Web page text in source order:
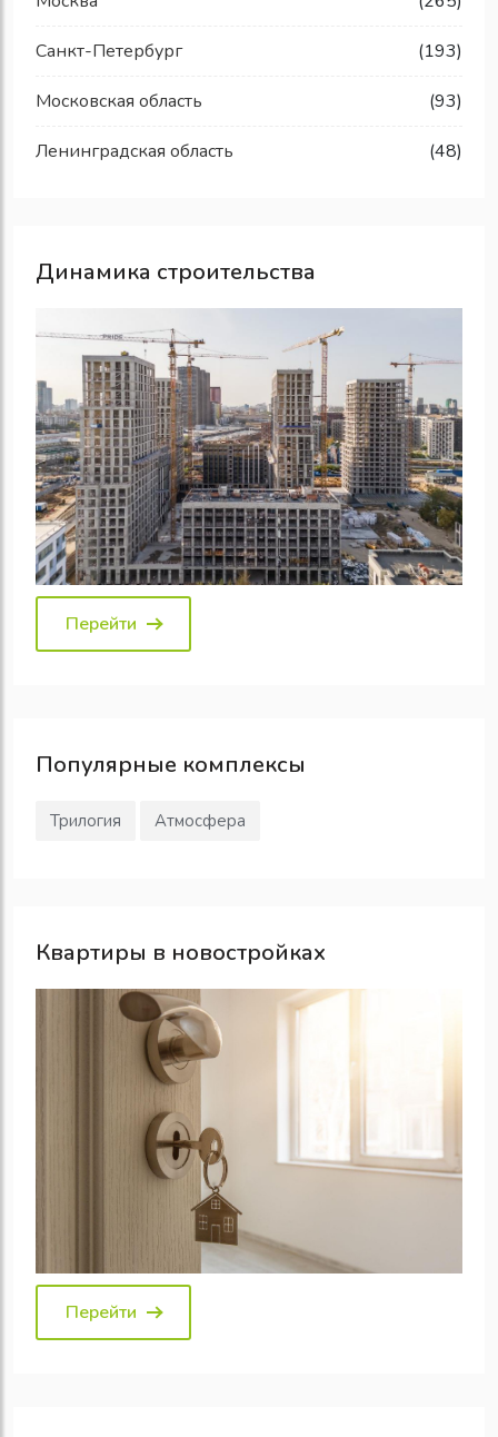
Санкт-Петербург (193)
Московская область (93)
Ленинградская область (48)
Динамика строительства
Перейти
Популярные комплексы
Трилогия Атмосфера
Квартиры в новостройках
Перейти